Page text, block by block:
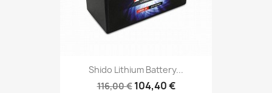
Shido Lithium Battery...
116,00 € 104,40 €